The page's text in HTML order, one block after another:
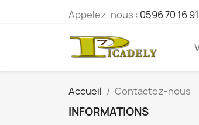
Appelez-nous : 0596 70 16 91
Accueil Contactez-nous
INFORMATIONS